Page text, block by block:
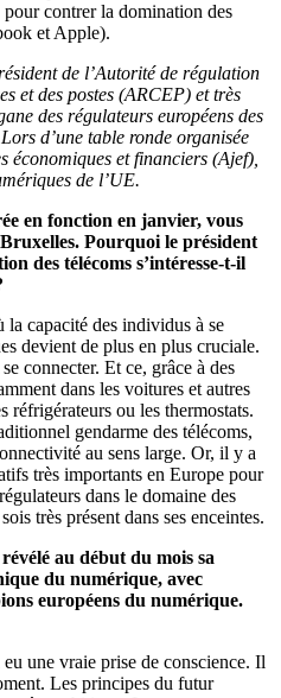
contrer la domination des
et Apple).
de l’Autorité de régulation
et des postes (ARCEP) et très
des régulateurs européens des
d’une table ronde organisée
économiques et financiers (Ajef),
de l’UE.
en fonction en janvier, vous
Pourquoi le président
des télécoms s’intéresse-t-il
capacité des individus à se
devient de plus en plus cruciale.
connecter. Et ce, grâce à des
dans les voitures et autres
réfrigérateurs ou les thermostats.
gendarme des télécoms,
au sens large. Or, il y a
très importants en Europe pour
dans le domaine des
très présent dans ses enceintes.
au début du mois sa
du numérique, avec
européens du numérique.
une vraie prise de conscience. Il
Les principes du futur